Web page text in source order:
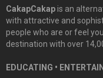
CakapCakapis an
with attractive and
people who are or feel
destination with over
EDUCATING •